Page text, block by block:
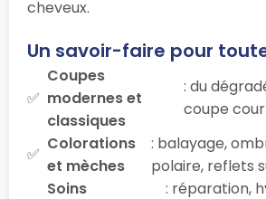
cheveux.
Un savoir-faire pour
Coupes
modernes et
classiques
: du
coupe
Colorations
et mèches
: balayage,
polaire, reflets
Soins
: réparation,